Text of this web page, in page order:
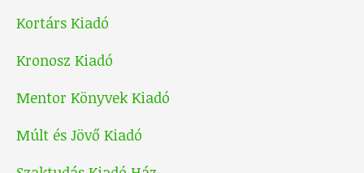
Kortárs Kiadó
Kronosz Kiadó
Mentor Könyvek Kiadó
Múlt és Jövő Kiadó